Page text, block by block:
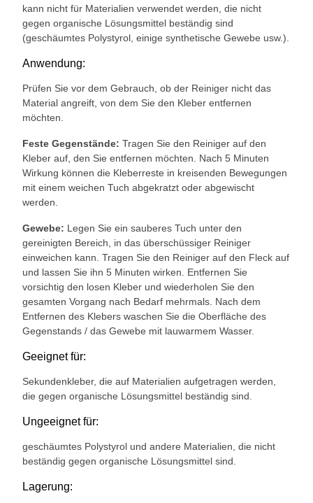
kann nicht für Materialien verwendet werden, die nicht
gegen organische Lösungsmittel beständig sind
(geschäumtes Polystyrol, einige synthetische Gewebe usw.).
Anwendung:
Prüfen Sie vor dem Gebrauch, ob der Reiniger nicht das
Material angreift, von dem Sie den Kleber entfernen
möchten.
Feste Gegenstände: Tragen Sie den Reiniger auf den
Kleber auf, den Sie entfernen möchten. Nach 5 Minuten
Wirkung können die Kleberreste in kreisenden Bewegungen
mit einem weichen Tuch abgekratzt oder abgewischt
werden.
Gewebe: Legen Sie ein sauberes Tuch unter den
gereinigten Bereich, in das überschüssiger Reiniger
einweichen kann. Tragen Sie den Reiniger auf den Fleck auf
und lassen Sie ihn 5 Minuten wirken. Entfernen Sie
vorsichtig den losen Kleber und wiederholen Sie den
gesamten Vorgang nach Bedarf mehrmals. Nach dem
Entfernen des Klebers waschen Sie die Oberfläche des
Gegenstands / das Gewebe mit lauwarmem Wasser.
Geeignet für:
Sekundenkleber, die auf Materialien aufgetragen werden,
die gegen organische Lösungsmittel beständig sind.
Ungeeignet für:
geschäumtes Polystyrol und andere Materialien, die nicht
beständig gegen organische Lösungsmittel sind.
Lagerung: